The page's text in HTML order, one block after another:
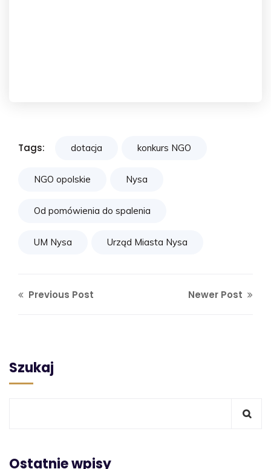
Tags: dotacja konkurs NGO
NGO opolskie Nysa
Od pomówienia do spalenia
UM Nysa Urząd Miasta Nysa
Previous Post Newer Post
Szukaj
Ostatnie wpisy